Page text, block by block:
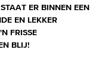
ER BINNEN EEN
EN LEKKER
FRISSE
BLIJ!